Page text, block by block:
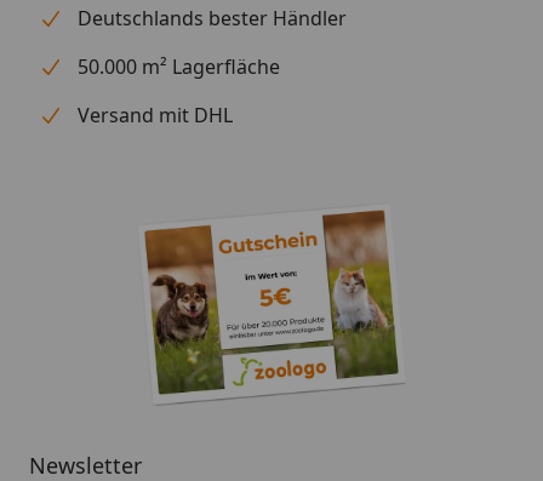
Deutschlands bester Händler
50.000 m² Lagerfläche
Versand mit DHL
Newsletter